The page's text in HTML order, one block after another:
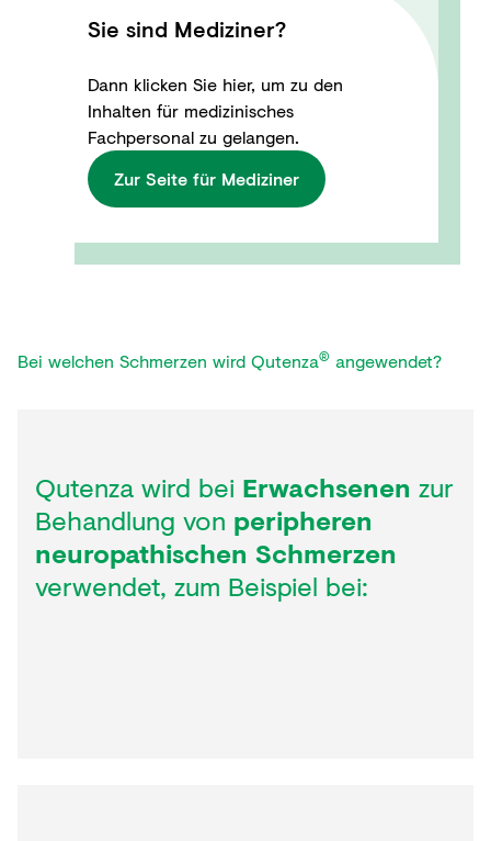
Sie sind Mediziner?
Dann klicken Sie hier, um zu den
Inhalten für medizinisches
Fachpersonal zu gelangen.
Zur Seite für Mediziner​
Bei welchen Schmerzen wird Qutenza® angewendet?
Qutenza wird bei Erwachsenen zur
Behandlung von peripheren
neuropathischen Schmerzen
verwendet, zum Beispiel bei: